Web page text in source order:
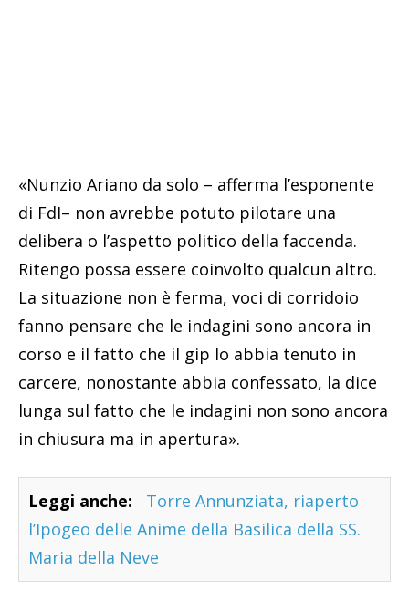
«Nunzio Ariano da solo – afferma l’esponente
di FdI– non avrebbe potuto pilotare una
delibera o l’aspetto politico della faccenda.
Ritengo possa essere coinvolto qualcun altro.
La situazione non è ferma, voci di corridoio
fanno pensare che le indagini sono ancora in
corso e il fatto che il gip lo abbia tenuto in
carcere, nonostante abbia confessato, la dice
lunga sul fatto che le indagini non sono ancora
in chiusura ma in apertura».
Leggi anche:
Torre Annunziata, riaperto
l’Ipogeo delle Anime della Basilica della SS.
Maria della Neve